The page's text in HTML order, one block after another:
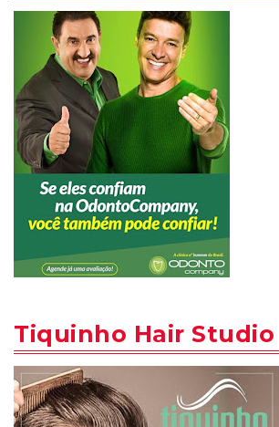
Tiquinho Hair Studio